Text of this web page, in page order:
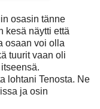
osasin tänne
kesä näytti että
osaan voi olla
tuurit vaan oli
lohtani Tenosta. Ne
ja osin